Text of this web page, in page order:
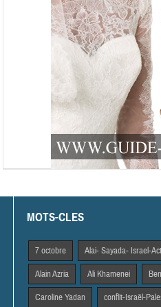
MOTS-CLES
7 octobre Alai- Sayada- Israel-
Alain Azria Ali Khamenei
Caroline Yadan conflit-Israël-